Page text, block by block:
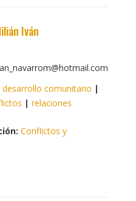
Iván
desarrollo comunitario |
| relaciones
Conflictos y